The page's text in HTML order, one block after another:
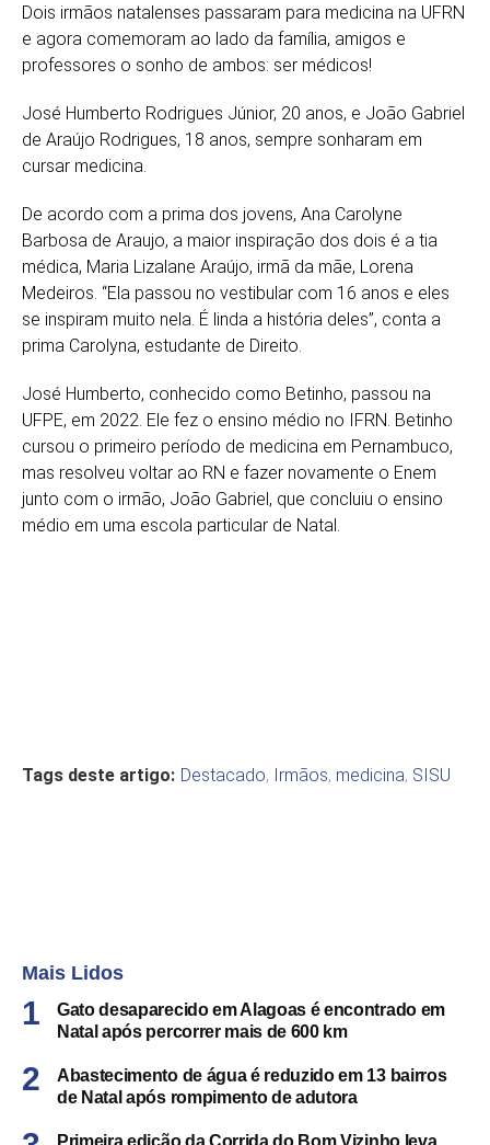
Dois irmãos natalenses passaram para medicina na UFRN
e agora comemoram ao lado da família, amigos e
professores o sonho de ambos: ser médicos!
José Humberto Rodrigues Júnior, 20 anos, e João Gabriel
de Araújo Rodrigues, 18 anos, sempre sonharam em
cursar medicina.
De acordo com a prima dos jovens, Ana Carolyne
Barbosa de Araujo, a maior inspiração dos dois é a tia
médica, Maria Lizalane Araújo, irmã da mãe, Lorena
Medeiros. “Ela passou no vestibular com 16 anos e eles
se inspiram muito nela. É linda a história deles”, conta a
prima Carolyna, estudante de Direito.
José Humberto, conhecido como Betinho, passou na
UFPE, em 2022. Ele fez o ensino médio no IFRN. Betinho
cursou o primeiro período de medicina em Pernambuco,
mas resolveu voltar ao RN e fazer novamente o Enem
junto com o irmão, João Gabriel, que concluiu o ensino
médio em uma escola particular de Natal.
Tags deste artigo: Destacado, Irmãos, medicina, SISU
Mais Lidos
Gato desaparecido em Alagoas é encontrado em
Natal após percorrer mais de 600 km
Abastecimento de água é reduzido em 13 bairros
de Natal após rompimento de adutora
Primeira edição da Corrida do Bom Vizinho leva